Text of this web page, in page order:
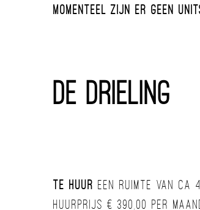
Momenteel zijn er geen
De Drieling
Te huur een ruimte van ca
Huurprijs € 390,00 per